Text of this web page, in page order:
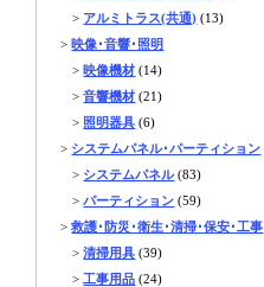
> アルミトラス(共通) (13)
>映像･音響･照明
>映像機材 (14)
>音響機材 (21)
> 照明器具 (6)
> システムパネル･パーティション
> システムパネル(83)
>パーティション (59)
>救護･防災･衛生･清掃･保安･工事
>清掃用具 (39)
> 工事用品 (24)